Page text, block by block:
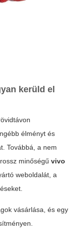
kerüld el
élményt és
Továbbá, a nem
minőségű vivo
weboldalát, a
vásárlása, és egy